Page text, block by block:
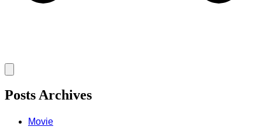
Posts Archives
Movie